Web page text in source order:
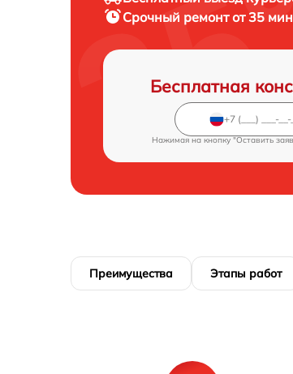
Срочный ремонтот 35
Бесплатная
Нажимая на кнопку "Оставить
Преимущества Этапы работ